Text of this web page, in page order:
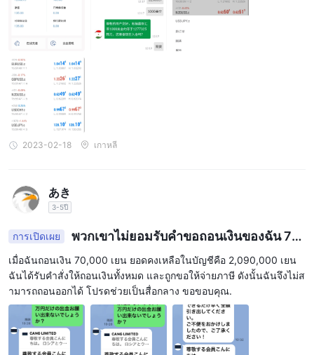
2023-02-18 เกาหลี
あき
3-5ปี
การเปิดเผย
พวกเขาไม่ยอมรับคำขอถอนเงินของฉัน 70,
000 เยน
เมื่อฉันถอนเงิน 70,000 เยน ยอดคงเหลือในบัญชีคือ 2,090,000 เยน
ฉันได้รับคำสั่งให้ถอนเงินทั้งหมด และถูกขอให้จ่ายภาษี ดังนั้นฉันจึงไม่ส
ามารถถอนออกได้ โปรดช่วยเป็นสื่อกลาง ขอขอบคุณ.